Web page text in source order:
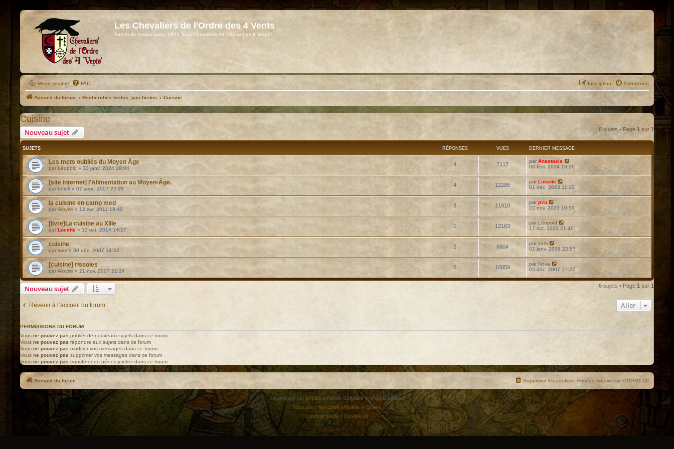
Les Chevaliers de l'Ordre des 4 Vents
Forum de l'association 1901 "Les Chevaliers de l'Ordre des 4 Vents"
Mode sombre FAQ Connexion
Inscription
Accueil du forum Recherches histos, pas histos Cuisine
Cuisine
Nouveau sujet 6 sujets • Page 1 sur 1
SUJETS RÉPONSES VUES DERNIER MESSAGE
Les mets oubliés du Moyen Âge
par Léopold » 30 janv. 2024 19:04
4 7117
par Anastasie
08 févr. 2024 10:26
[site internet] l'Alimentation au Moyen-Âge.
par Lolek » 07 sept. 2007 22:28
4 12285
par Lucette
01 déc. 2023 11:10
la cuisine en camp med
par Aloyse » 12 avr. 2011 18:40
3 11918
par pvu
22 nov. 2023 10:59
[livre]La cuisine au XIIIe
par Lucette » 13 oct. 2014 14:27
1 12163
par Léopold
17 oct. 2023 21:40
cuisine
par sam » 30 déc. 2007 14:52
2 8804
par sam
02 janv. 2008 22:57
[cuisine] rissoles
par Aloyse » 21 nov. 2007 21:14
5 10859
par Nova
05 déc. 2007 17:27
Nouveau sujet 6 sujets • Page 1 sur 1
Revenir à l’accueil du forum Aller
PERMISSIONS DU FORUM
Vous ne pouvez pas publier de nouveaux sujets dans ce forum
Vous ne pouvez pas répondre aux sujets dans ce forum
Vous ne pouvez pas modifier vos messages dans ce forum
Vous ne pouvez pas supprimer vos messages dans ce forum
Vous ne pouvez pas transférer de pièces jointes dans ce forum
Accueil du forum Fuseau horaire sur UTC+01:00
Supprimer les cookies
Développé par phpBB® Forum Software © phpBB Limited
Traduction française officielle © Qiaeru
Confidentialité | Conditions